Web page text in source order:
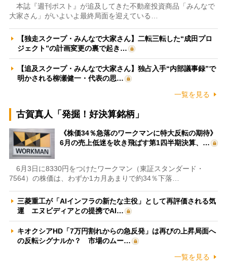
本誌『週刊ポスト』が追及してきた不動産投資商品「みんなで
大家さん」がいよいよ最終局面を迎えている…
【独走スクープ・みんなで大家さん】二転三転した“成田プロ
ジェクト”の計画変更の裏で起き…
【追及スクープ・みんなで大家さん】独占入手“内部議事録”で
明かされる柳瀬健一・代表の思…
一覧を見る
古賀真人「発掘！好決算銘柄」
《株価34％急落のワークマンに特大反転の期待》
6月の売上低迷を吹き飛ばす第1四半期決算、…
6月3日に8330円をつけたワークマン（東証スタンダード・
7564）の株価は、わずか1カ月あまりで約34％下落…
三菱重工が「AIインフラの新たな主役」として再評価される気
運 エヌビディアとの提携でAI…
キオクシアHD「7万円割れからの急反発」は再びの上昇局面へ
の反転シグナルか？ 市場のムー…
一覧を見る